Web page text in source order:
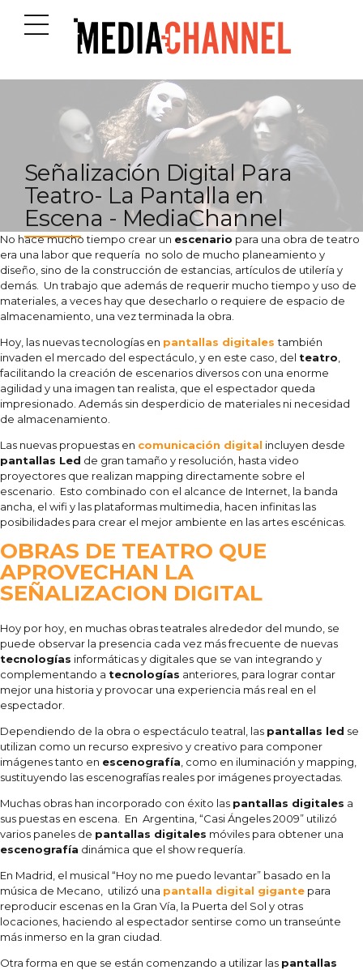
Señalización Digital Para
Teatro- La Pantalla en
Escena - MediaChannel
No hace mucho tiempo crear un escenario para una obra de teatro
era una labor que requería no solo de mucho planeamiento y
diseño, sino de la construcción de estancias, artículos de utilería y
demás. Un trabajo que además de requerir mucho tiempo y uso de
materiales, a veces hay que desecharlo o requiere de espacio de
almacenamiento, una vez terminada la obra.
Hoy, las nuevas tecnologías en pantallas digitalestambién
invaden el mercado del espectáculo, y en este caso, del teatro
facilitando la creación de escenarios diversos con una enorme
agilidad y una imagen tan realista, que el espectador queda
impresionado. Además sin desperdicio de materiales ni necesidad
de almacenamiento.
Las nuevas propuestas en comunicación digital incluyen desde
pantallas Led de gran tamaño y resolución, hasta video
proyectores que realizan mapping directamente sobre el
escenario. Esto combinado con el alcance de Internet, la banda
ancha, el wifi y las plataformas multimedia, hacen infinitas las
posibilidades para crear el mejor ambiente en las artes escénicas.
OBRAS DE TEATRO QUE
APROVECHAN LA
SEÑALIZACION DIGITAL
Hoy por hoy, en muchas obras teatrales alrededor del mundo, se
puede observar la presencia cada vez más frecuente de nuevas
tecnologías informáticas y digitales que se van integrando y
complementando a tecnologías anteriores, para lograr contar
mejor una historia y provocar una experiencia más real en el
espectador.
Dependiendo de la obra o espectáculo teatral, las pantallas led se
utilizan como un recurso expresivo y creativo para componer
imágenes tanto en escenografía , como en iluminación y mapping,
sustituyendo las escenografías reales por imágenes proyectadas.
Muchas obras han incorporado con éxito las pantallas digitales a
sus puestas en escena. En Argentina, “Casi Ángeles 2009” utilizó
varios paneles de pantallas digitales móviles para obtener una
escenografía dinámica que el show requería.
En Madrid, el musical “Hoy no me puedo levantar” basado en la
música de Mecano, utilizó una pantalla digital gigante para
reproducir escenas en la Gran Vía, la Puerta del Sol y otras
locaciones, haciendo al espectador sentirse como un transeúnte
más inmerso en la gran ciudad.
Otra forma en que se están comenzando a utilizar las pantallas